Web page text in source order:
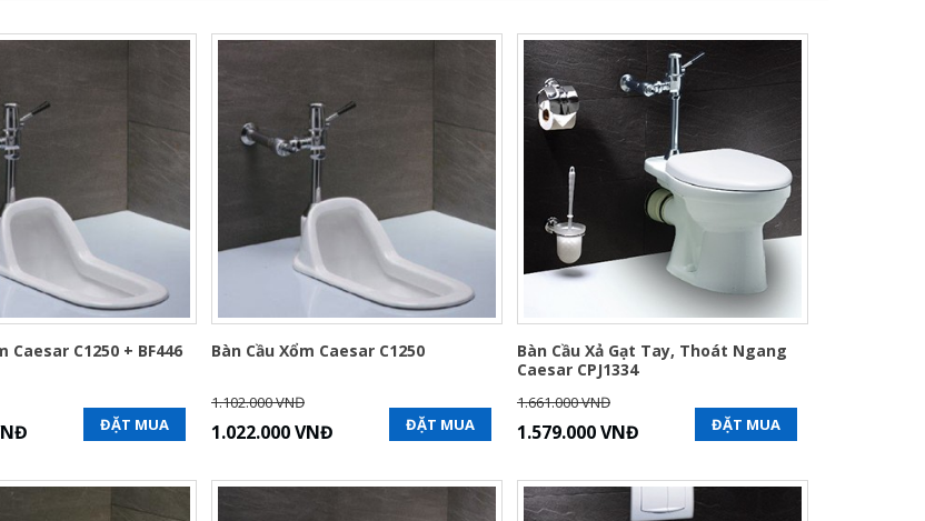
Caesar C1250 + BF446
ĐẶT MUA
Bàn Cầu Xổm Caesar C1250
1.102.000 VNĐ
1.022.000 VNĐ ĐẶT MUA
Bàn Cầu Xả Gạt Tay, Thoát Ngang
Caesar CPJ1334
1.661.000 VNĐ
1.579.000 VNĐ ĐẶT MUA